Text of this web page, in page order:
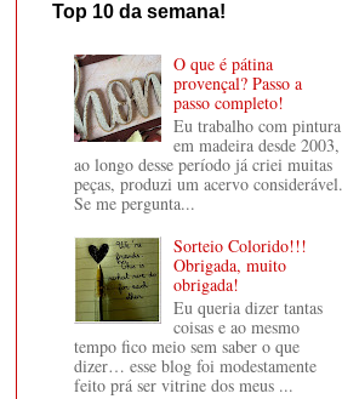
Top 10 da semana!
O que é pátina
provençal? Passo a
passo completo!
Eu trabalho com pintura
em madeira desde 2003,
ao longo desse período já criei muitas
peças, produzi um acervo considerável.
Se me pergunta...
Sorteio Colorido!!!
Obrigada, muito
obrigada!
Eu queria dizer tantas
coisas e ao mesmo
tempo fico meio sem saber o que
dizer… esse blog foi modestamente
feito prá ser vitrine dos meus ...